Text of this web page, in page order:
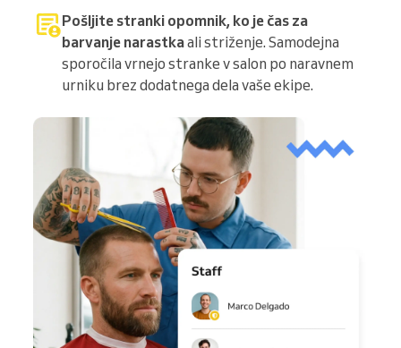
Pošljite stranki opomnik, ko je čas za
barvanje narastkaali striženje. Samodejna
sporočila vrnejo stranke v salon po naravnem
urniku brez dodatnega dela vaše ekipe.